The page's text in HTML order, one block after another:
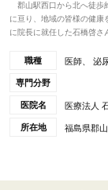
郡山駅西口から北へ徒歩
に亘り、地域の皆様の健康
に院長に就任した石橋啓さ
職種 医師、 泌
専門分野
医院名 医療法人
所在地 福島県郡